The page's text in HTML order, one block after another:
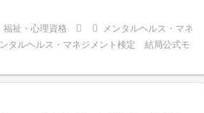
福祉・心理資格
メンタルヘルス・マネ
タルヘルス・マネジメント検定 結局公式モ